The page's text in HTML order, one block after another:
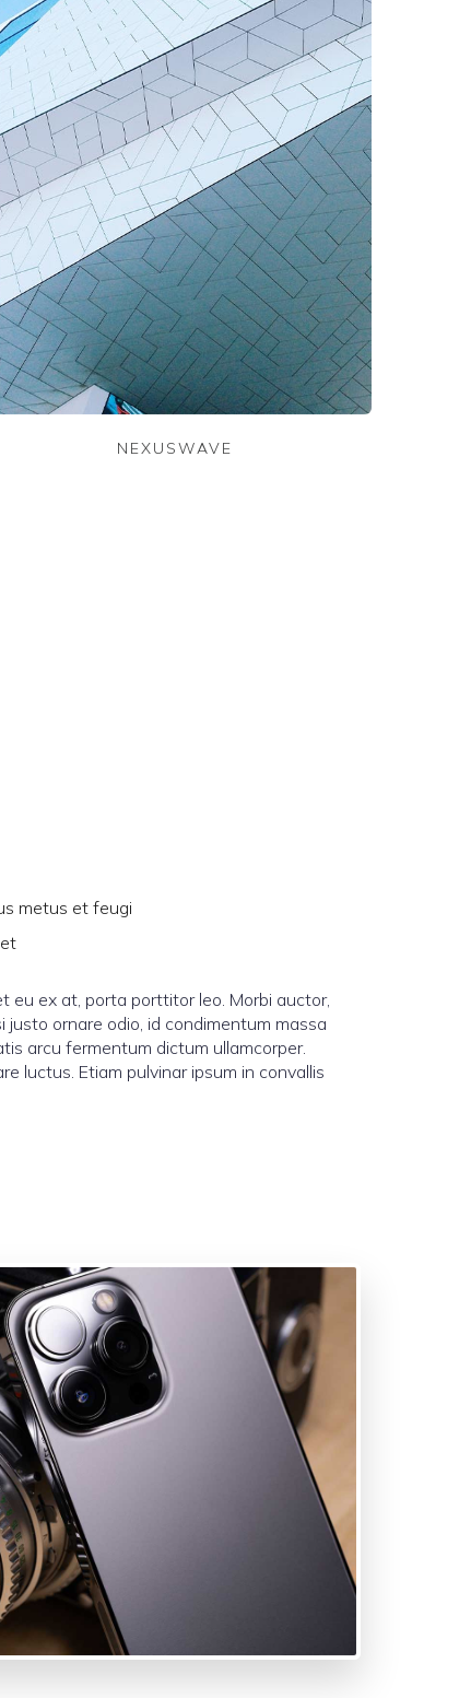
NEXUSWAVE
metus et feugi
eu ex at, porta porttitor leo. Morbi auctor,
justo ornare odio, id condimentum massa
arcu fermentum dictum ullamcorper.
luctus. Etiam pulvinar ipsum in convallis